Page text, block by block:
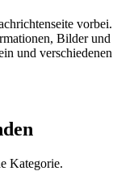
vorbei.
Bilder und
und verschiedenen
Kategorie.